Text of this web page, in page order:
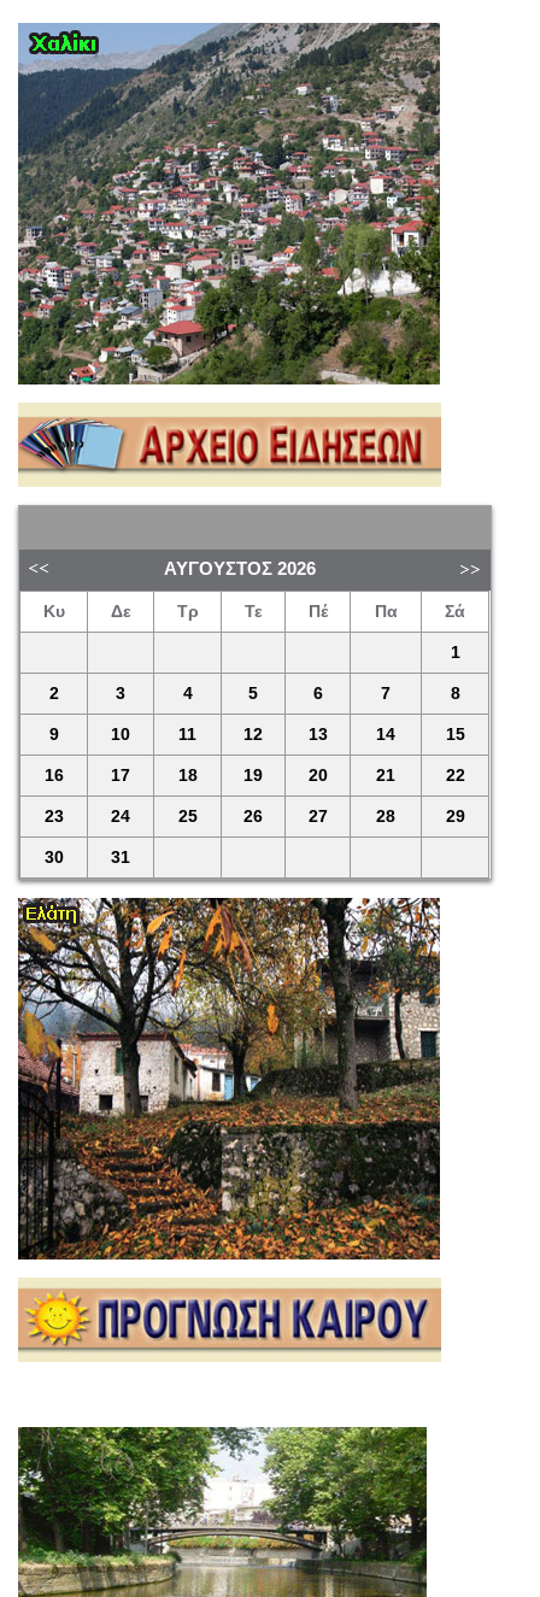
ΑΎΓΟΥΣΤΟΣ 2026
Κυ Δε Τρ Τε Πέ Πα Σά
1
2 3 4 5 6 7 8
9 10 11 12 13 14 15
16 17 18 19 20 21 22
23 24 25 26 27 28 29
30 31